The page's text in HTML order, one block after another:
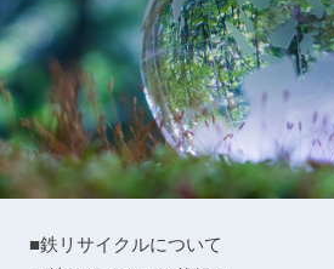
■鉄リサイクルについて